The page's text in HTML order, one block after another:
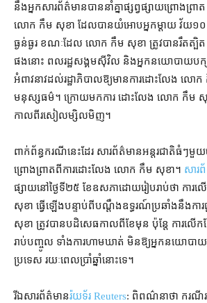
នឹង​អ្នកសារព័ត៌មាន​បាន​នាំគ្នា​ផ្សព្វផ្សាយ​ព្រោងព្រ
លោក កឹម សុខា ដែល​បាន​យំ​អោប​អ្នក​ម្ដាយ វ័យ​១០
ធ្ងន់ធ្ងរ ខណៈ​ដែល លោក កឹម សុខា ត្រូវ​បាន​រឹតត្បិ
ផង​នោះ ពលរដ្ឋ​សង្គម​ស៊ីវិល និង​អ្នកនយោបាយ​បក្ស​
អំពាវនាវ​ដល់​រដ្ឋាភិបាល​ឱ្យ​មាន​ការ​ដោះលែង លោ
មនុស្ស​ធម៌។ ក្រោយ​មក​ការ ដោះលែង លោក កឹម សុ
កាលពី​រសៀល​ម្សិលមិញ។
ពាក់ព័ន្ធ​ករណីនេះ​ដែរ សារព័ត៌មាន​អន្តរជាតិ​ធំៗ​
ព្រោងព្រាត​ពី​ការ​ដោះលែង លោក កឹម សុខា។ សារ
ផ្សាយ​នៅ​ថ្ងៃទី​២៥ ខែឧសភា​ដោយ​រៀបរាប់​ថា កា
សុខា ធ្វើឡើង​បន្ទាប់ពី​បណ្ដឹងឧទ្ធរណ៍​ប្រឆាំង​នឹង​កា
សុខា ត្រូវ​បាន​បដិសេធ​កាលពី​ខែ​មុន ប៉ុន្តែ ការ​លើ
រាប់បញ្ចូល ទាំង​ការ​ហាមឃាត់ មិន​ឱ្យ​អ្នកនយោបាយ​
ប្រទេស រយៈពេល​ប្រាំ​ឆ្នាំ​នោះ​ទេ។
រីឯ​សារព័ត៌មាន​រ៉យទ័រ Reuters: ពិពណ៌នា​ថា ករ